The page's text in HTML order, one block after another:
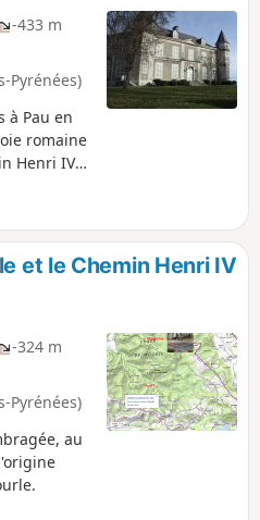
-433 m
Pyrénées)
à Pau en
romaine
Henri IV
pied des
et le Chemin Henri IV
-324 m
Pyrénées)
au